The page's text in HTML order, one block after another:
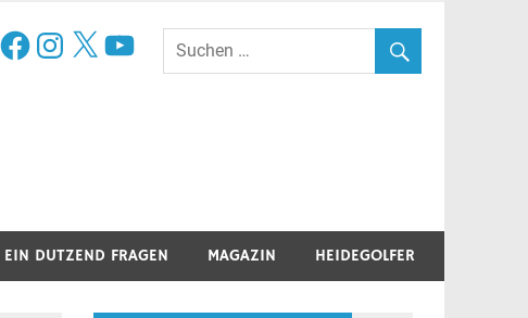
FacebookInstagram
X YouTube
EIN DUTZEND FRAGEN MAGAZIN HEIDEGOLFER